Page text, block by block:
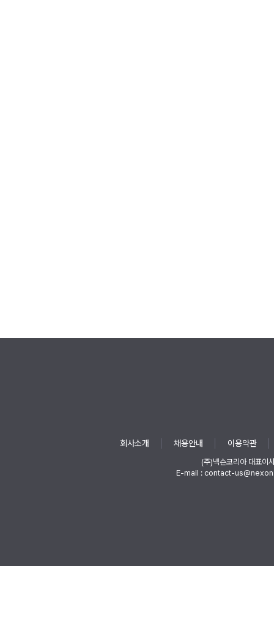
회사소개 채용안내 이용약관
(주)넥슨코리아 대표이
E-mail : contact-